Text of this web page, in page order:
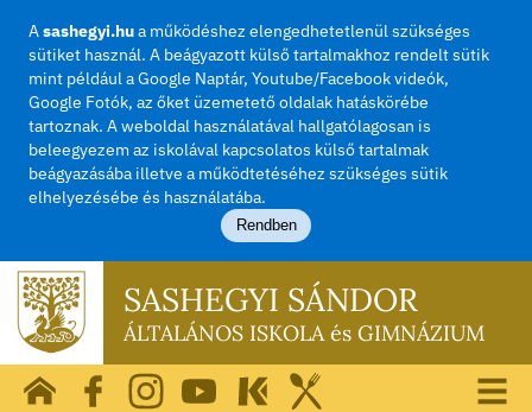
Asashegyi.hua működéshez elengedhetetlenül
sütiket használ. A beágyazott külső tartalmakhoz
mint például a Google Naptár, Youtube/Facebook
Google Fotók, az őket üzemetető oldalak
tartoznak. A weboldal használatával hallgatólagosan
beleegyezem az iskolával kapcsolatos külső
beágyazásába illetve a működtetéséhez szükséges
elhelyezésébe és használatába.
Rendben